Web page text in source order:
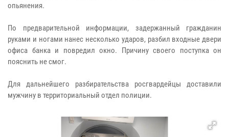
опьянения.
По предварительной информации, задержанный гражданин
руками и ногами нанес несколько ударов, разбил входные двери
офиса банка и повредил окно. Причину своего поступка он
пояснить не смог.
Для дальнейшего разбирательства росгвардейцы доставили
мужчину в территориальный отдел полиции.